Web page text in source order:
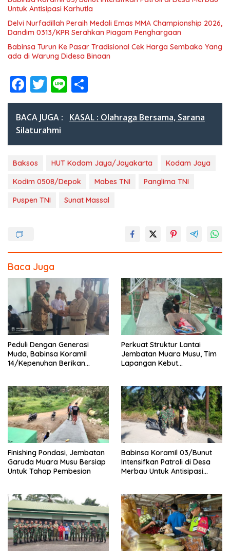
Untuk Antisipasi Karhutla
Delvi Nurfadillah Peraih Medali Emas MMA Championship 2026,
Dandim 0313/KPR Serahkan Piagam Penghargaan
Babinsa Turun Ke Pasar Tradisional Cek Harga Sembako Yang
ada di Warung Didesa Binaan
F
ac
e
b
o
o
k
T
w
itt
er
Li
n
e
h
ar
BACA JUGA :
KASAL : Olahraga Bersama, Sarana
Silaturahmi
Baksos HUT Kodam Jaya/Jayakarta
Kodam Jaya
Kodim 0508/Depok
Mabes TNI
Panglima TNI
Puspen TNI
Sunat Massal
Baca Juga
Peduli Dengan Generasi
Muda, Babinsa Koramil
14/Kepenuhan Berikan
Perkuat Struktur Lantai
Jembatan Muara Musu, Tim
Lapangan Kebut
Finishing Pondasi, Jembatan
Garuda Muara Musu Bersiap
Untuk Tahap Pembesian
Babinsa Koramil 03/Bunut
Intensifkan Patroli di Desa
Merbau Untuk Antisipasi